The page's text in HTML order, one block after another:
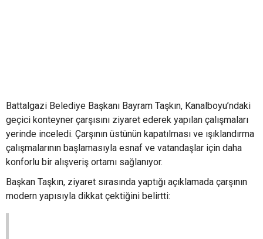
Battalgazi Belediye Başkanı Bayram Taşkın, Kanalboyu’ndaki
geçici konteyner çarşısını ziyaret ederek yapılan çalışmaları
yerinde inceledi. Çarşının üstünün kapatılması ve ışıklandırma
çalışmalarının başlamasıyla esnaf ve vatandaşlar için daha
konforlu bir alışveriş ortamı sağlanıyor.
Başkan Taşkın, ziyaret sırasında yaptığı açıklamada çarşının
modern yapısıyla dikkat çektiğini belirtti: